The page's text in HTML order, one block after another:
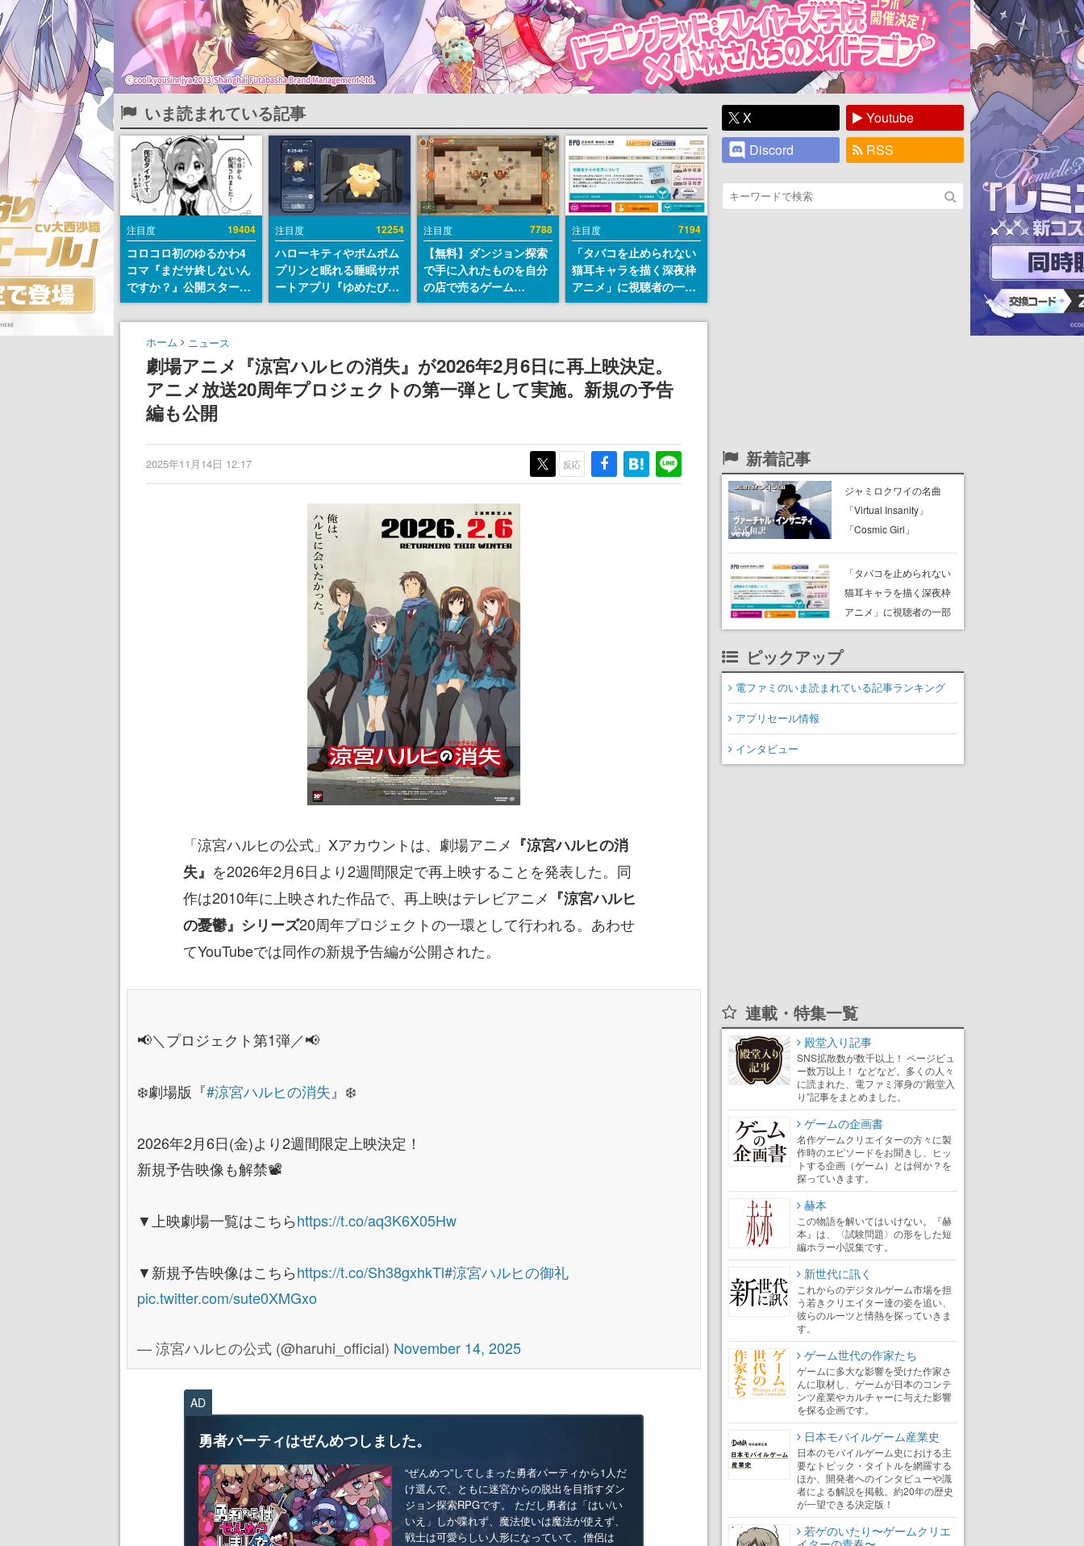
いま読まれている記事
注目度 19404
コロコロ初のゆるかわ4
コマ『まだサ終しないん
ですか？』公開スター
ト。主人公は新入社員の
侘石ダイヤ、ゲーム会社
を舞台にトラブルへ対応
する社員たちを描く
注目度 12254
ハローキティやポムポム
プリンと眠れる睡眠サポ
ートアプリ『ゆめたび』
が配信中。キャラごとの
ASMRや目覚ましアラー
注目度 7788
【無料】ダンジョン探索
で手に入れたものを自分
の店で売るゲーム
『Moonlighter』が
Steamにて無料配布中！
の9月2日正式リリースを
記念したキャンペーン
注目度 7194
「タバコを止められない
猫耳キャラを描く深夜枠
アニメ」に視聴者の一部
から批判意見。違法薬物
の使用と思わしき描写も
わす
ホーム ニュース
劇場アニメ『涼宮ハルヒの消失』が2026年2月6日に再上映決定。
アニメ放送20周年プロジェクトの第一弾として実施。新規の予告
編も公開
2025年11月14日 12:17 反応
「涼宮ハルヒの公式」Xアカウントは、劇場アニメ 『涼宮ハルヒの消
失』 を2026年2月6日より2週間限定で再上映することを発表した。同
作は2010年に上映された作品で、再上映はテレビアニメ 『涼宮ハルヒ
の憂鬱』シリーズ20周年プロジェクトの一環として行われる。あわせ
てYouTubeでは同作の新規予告編が公開された。
📢＼プロジェクト第1弾／📢
❄️劇場版『#涼宮ハルヒの消失 』❄️
2026年2月6日(金)より2週間限定上映決定！
新規予告映像も解禁📽️
▼上映劇場一覧はこちらhttps://t.co/aq3K6X05Hw
▼新規予告映像はこちらhttps://t.co/Sh38gxhkTl#涼宮ハルヒの御礼
pic.twitter.com/sute0XMGxo
— 涼宮ハルヒの公式 (@haruhi_official) November 14, 2025
AD
勇者パーティはぜんめつしました。
“ぜんめつ”してしまった勇者パーティから1人だ
け選んで、ともに迷宮からの脱出を目指すダン
ジョン探索RPGです。 ただし勇者は「はい/い
いえ」しか喋れず、魔法使いは魔法が使えず、
戦士は可愛らしい人形になっていて、僧侶は
X
Youtube
Discord
RSS
新着記事
ジャミロクワイの名曲
「Virtual Insanity」
「Cosmic Girl」
本語字幕付きMVがいきな
り公開！「SUMMER
SONIC 2026」での9年ぶ
「タバコを止められない
猫耳キャラを描く深夜枠
アニメ」に視聴者の一部
から批判意見。違法薬物
含めて、BPOが議論を交
わす
ピックアップ
電ファミのいま読まれている記事ランキング
アプリセール情報
インタビュー
連載・特集一覧
殿堂入り記事
SNS拡散数が数千以上！ ページビュ
ー数万以上！ などなど。多くの人々
に読まれた、電ファミ渾身の“殿堂入
り”記事をまとめました。
ゲームの企画書
名作ゲームクリエイターの方々に製
作時のエピソードをお聞きし、ヒッ
トする企画（ゲーム）とは何か？を
探っていきます。
赫本
この物語を解いてはいけない。『赫
本』は、〈試験問題〉の形をした短
編ホラー小説集です。
新世代に訊く
これからのデジタルゲーム市場を担
う若きクリエイター達の姿を追い、
彼らのルーツと情熱を探っていきま
す。
ゲーム世代の作家たち
ゲームに多大な影響を受けた作家さ
んに取材し、ゲームが日本のコンテ
ンツ産業やカルチャーに与えた影響
を探る企画です。
日本モバイルゲーム産業史
日本のモバイルゲーム史における主
要なトピック・タイトルを網羅する
ほか、開発者へのインタビューや識
者による解説を掲載。約20年の歴史
が一望できる決定版！
若ゲのいたり〜ゲームクリエ